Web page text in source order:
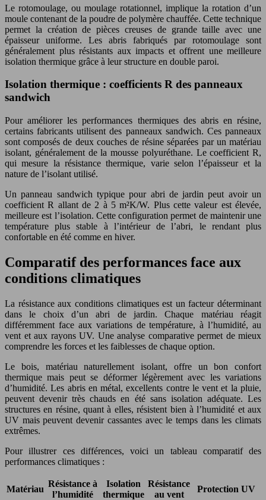
Le rotomoulage, ou moulage rotationnel, implique la rotation d’un
moule contenant de la poudre de polymère chauffée. Cette technique
permet la création de pièces creuses de grande taille avec une
épaisseur uniforme. Les abris fabriqués par rotomoulage sont
généralement plus résistants aux impacts et offrent une meilleure
isolation thermique grâce à leur structure en double paroi.
Isolation thermique : coefficients R des panneaux
sandwich
Pour améliorer les performances thermiques des abris en résine,
certains fabricants utilisent des panneaux sandwich. Ces panneaux
sont composés de deux couches de résine séparées par un matériau
isolant, généralement de la mousse polyuréthane. Le coefficient R,
qui mesure la résistance thermique, varie selon l’épaisseur et la
nature de l’isolant utilisé.
Un panneau sandwich typique pour abri de jardin peut avoir un
coefficient R allant de 2 à 5 m²K/W. Plus cette valeur est élevée,
meilleure est l’isolation. Cette configuration permet de maintenir une
température plus stable à l’intérieur de l’abri, le rendant plus
confortable en été comme en hiver.
Comparatif des performances face aux
conditions climatiques
La résistance aux conditions climatiques est un facteur déterminant
dans le choix d’un abri de jardin. Chaque matériau réagit
différemment face aux variations de température, à l’humidité, au
vent et aux rayons UV. Une analyse comparative permet de mieux
comprendre les forces et les faiblesses de chaque option.
Le bois, matériau naturellement isolant, offre un bon confort
thermique mais peut se déformer légèrement avec les variations
d’humidité. Les abris en métal, excellents contre le vent et la pluie,
peuvent devenir très chauds en été sans isolation adéquate. Les
structures en résine, quant à elles, résistent bien à l’humidité et aux
UV mais peuvent devenir cassantes avec le temps dans les climats
extrêmes.
Pour illustrer ces différences, voici un tableau comparatif des
performances climatiques :
Matériau
Résistance à
l’humidité
Isolation
thermique
Résistance
au vent
Protection UV